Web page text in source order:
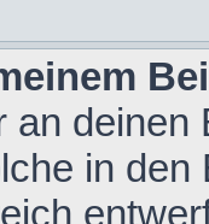
an
in den